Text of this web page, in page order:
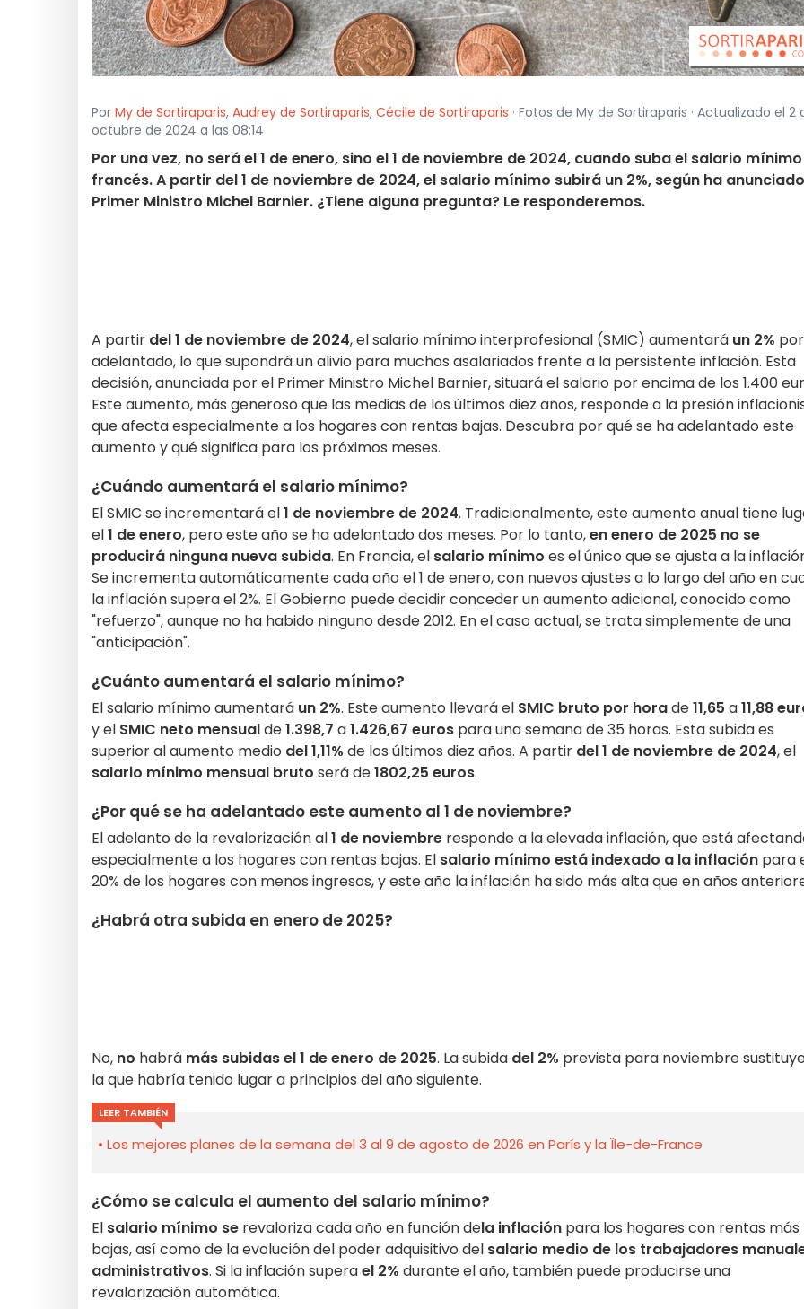
Por My de Sortiraparis, Audrey de Sortiraparis, Cécile de Sortiraparis · Fotos de My de Sortiraparis · Actualizado el 2
octubre de 2024 a las 08:14
Por una vez, no será el 1 de enero, sino el 1 de noviembre de 2024, cuando suba el salario mínimo
francés. A partir del 1 de noviembre de 2024, el salario mínimo subirá un 2%, según ha
Primer Ministro Michel Barnier. ¿Tiene alguna pregunta? Le responderemos.
A partir del 1 de noviembre de 2024, el salario mínimo interprofesional (SMIC) aumentará un 2% por
adelantado, lo que supondrá un alivio para muchos asalariados frente a la persistente inflación. Esta
decisión, anunciada por el Primer Ministro Michel Barnier, situará el salario por encima de los 1.400
Este aumento, más generoso que las medias de los últimos diez años, responde a la presión
que afecta especialmente a los hogares con rentas bajas. Descubra por qué se ha adelantado este
aumento y qué significa para los próximos meses.
¿Cuándo aumentará el salario mínimo?
El SMIC se incrementará el1 de noviembre de 2024. Tradicionalmente, este aumento anual tiene
el1 de enero, pero este año se ha adelantado dos meses. Por lo tanto,en enero de 2025 no se
producirá ninguna nueva subida. En Francia, el salario mínimo es el único que se ajusta a la
Se incrementa automáticamente cada año el 1 de enero, con nuevos ajustes a lo largo del año en
la inflación supera el 2%. El Gobierno puede decidir conceder un aumento adicional, conocido como
"refuerzo", aunque no ha habido ninguno desde 2012. En el caso actual, se trata simplemente de una
"anticipación".
¿Cuánto aumentará el salario mínimo?
El salario mínimo aumentará un 2%. Este aumento llevará el SMIC bruto por horade11,65 a11,88
y el SMIC neto mensualde1.398,7 a1.426,67 euros para una semana de 35 horas. Esta subida es
superior al aumento medio del 1,11% de los últimos diez años. A partir del 1 de noviembre de 2024, el
salario mínimo mensual bruto será de1802,25 euros.
¿Por qué se ha adelantado este aumento al 1 de noviembre?
El adelanto de la revalorización al1 de noviembre responde a la elevada inflación, que está
especialmente a los hogares con rentas bajas. El salario mínimo está indexado a la inflación para
20% de los hogares con menos ingresos, y este año la inflación ha sido más alta que en años
¿Habrá otra subida en enero de 2025?
No, no habrá más subidas el 1 de enero de 2025. La subida del 2% prevista para noviembre
la que habría tenido lugar a principios del año siguiente.
LEER TAMBIÉN
Los mejores planes de la semana del 3 al 9 de agosto de 2026 en París y la Île-de-France
¿Cómo se calcula el aumento del salario mínimo?
El salario mínimo se revaloriza cada año en función dela inflación para los hogares con rentas más
bajas, así como de la evolución del poder adquisitivo del salario medio de los trabajadores
administrativos. Si la inflación superael 2% durante el año, también puede producirse una
revalorización automática.